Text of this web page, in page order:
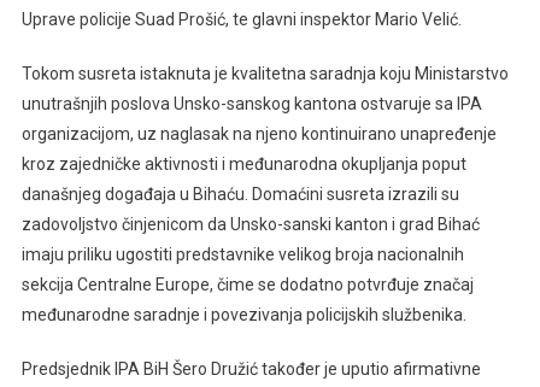
Uprave policije Suad Prošić, te glavni inspektor Mario Velić.
Tokom susreta istaknuta je kvalitetna saradnja koju Ministarstvo
unutrašnjih poslova Unsko-sanskog kantona ostvaruje sa IPA
organizacijom, uz naglasak na njeno kontinuirano unapređenje
kroz zajedničke aktivnosti i međunarodna okupljanja poput
današnjeg događaja u Bihaću. Domaćini susreta izrazili su
zadovoljstvo činjenicom da Unsko-sanski kanton i grad Bihać
imaju priliku ugostiti predstavnike velikog broja nacionalnih
sekcija Centralne Europe, čime se dodatno potvrđuje značaj
međunarodne saradnje i povezivanja policijskih službenika.
Predsjednik IPA BiH Šero Družić također je uputio afirmativne